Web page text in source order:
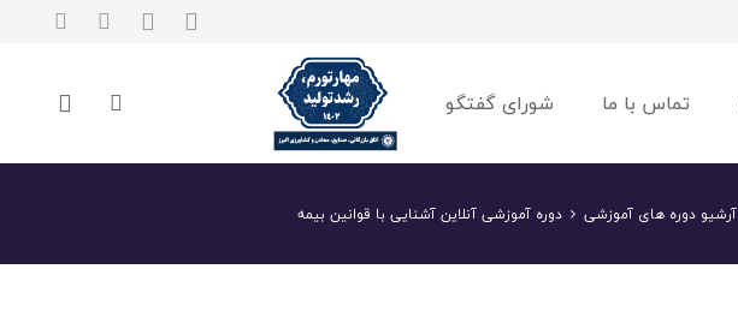
تماس با ما شورای گفتگو
آرشیو دوره های آموزشی دوره آموزشی آنلاین آشنایی با قوانین بیمه